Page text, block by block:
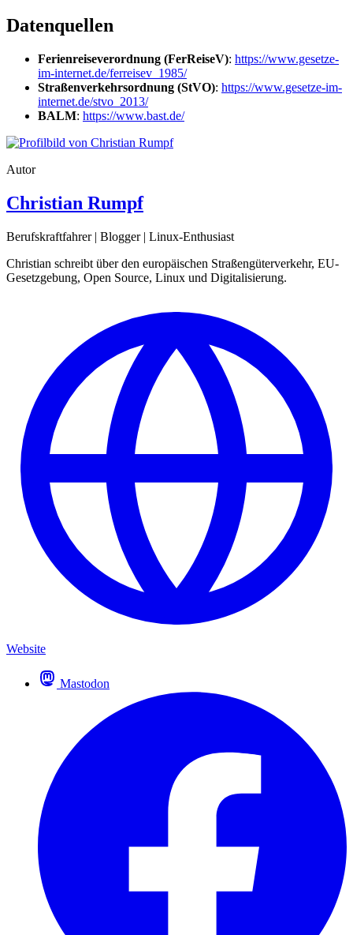
Datenquellen
Ferienreiseverordnung (FerReiseV): https://www.gesetze-
im-internet.de/ferreisev_1985/
Straßenverkehrsordnung (StVO): https://www.gesetze-im-
internet.de/stvo_2013/
BALM: https://www.bast.de/
Autor
Christian Rumpf
Berufskraftfahrer | Blogger | Linux-Enthusiast
Christian schreibt über den europäischen Straßengüterverkehr, EU-
Gesetzgebung, Open Source, Linux und Digitalisierung.
Website
Mastodon